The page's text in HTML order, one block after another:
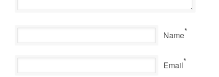
Name*
Email*